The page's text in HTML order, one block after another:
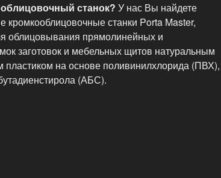
станок? У нас Вы найдете
станки Porta Master,
облицовывания прямолинейных и
заготовок и мебельных щитов натуральным
на основе поливинилхлорида (ПВХ),
(АБС).